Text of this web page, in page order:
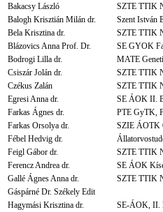
Bakacsy László
SZTE TTIK
Balogh Krisztián Milán dr.
Szent István
Bela Krisztina dr.
SZTE TTIK
Blázovics Anna Prof. Dr.
SE GYOK
Bodrogi Lilla dr.
MATE
Csiszár Jolán dr.
SZTE TTIK
Czékus Zalán
SZTE TTIK
Egresi Anna dr.
SE ÁOK II.
Farkas Ágnes dr.
PTE GyTK,
Farkas Orsolya dr.
SZIE ÁOTK
Fébel Hedvig dr.
Feigl Gábor dr.
SZTE TTIK
Ferencz Andrea dr.
SE ÁOK
Gallé Ágnes Anna dr.
SZTE TTIK
Gáspárné Dr. Székely Edit
Hagymási Krisztina dr.
SE-ÁOK, II.